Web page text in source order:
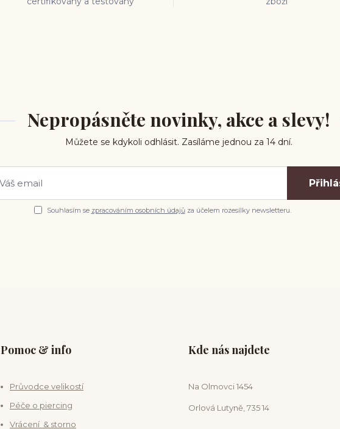
Nepropásněte novinky, akce a slevy!
Můžete se kdykoli odhlásit. Zasíláme jednou za 14 dní.
Souhlasím se zpracováním osobních údajůza účelem rozesílky newsletteru.
Pomoc & info
Průvodce velikostí
Péče o piercing
Vrácení & storno
Kde nás najdete
Na Olmovci 1454
Orlová Lutyně, 735 14